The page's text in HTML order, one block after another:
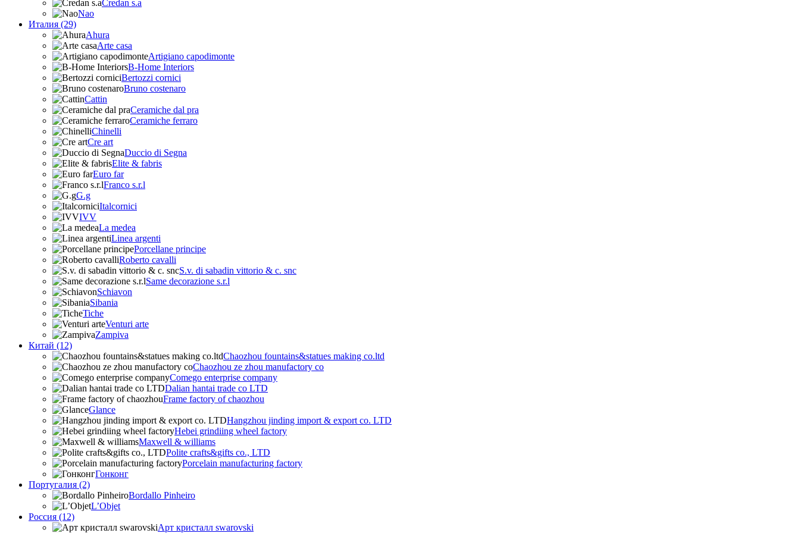
Credan s.a
Nao
Италия (29)
Ahura
Arte casa
Artigiano capodimonte
B-Home Interiors
Bertozzi cornici
Bruno costenaro
Cattin
Ceramiche dal pra
Ceramiche ferraro
Chinelli
Cre art
Duccio di Segna
Elite & fabris
Euro far
Franco s.r.l
G.g
Italcornici
IVV
La medea
Linea argenti
Porcellane principe
Roberto cavalli
S.v. di sabadin vittorio & c. snc
Same decorazione s.r.l
Schiavon
Sibania
Tiche
Venturi arte
Zampiva
Китай (12)
Chaozhou fountains&statues making co.ltd
Chaozhou ze zhou manufactory co
Comego enterprise company
Dalian hantai trade co LTD
Frame factory of chaozhou
Glance
Hangzhou jinding import & export co. LTD
Hebei grindiing wheel factory
Maxwell & williams
Polite crafts&gifts co., LTD
Porcelain manufacturing factory
Гонконг
Португалия (2)
Bordallo Pinheiro
L’Objet
Россия (12)
Арт кристалл swarovski